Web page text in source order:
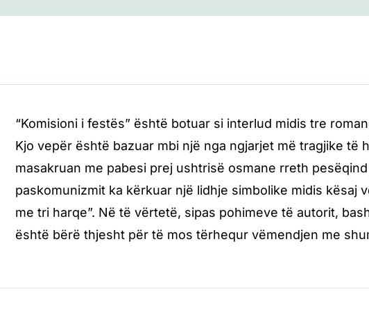
“Komisioni i festës” është botuar si interlud midis tre
Kjo vepër është bazuar mbi një nga ngjarjet më tragjike të
masakruan me pabesi prej ushtrisë osmane rreth
paskomunizmit ka kërkuar një lidhje simbolike midis kësaj
me tri harqe”. Në të vërtetë, sipas pohimeve të autorit,
është bërë thjesht për të mos tërhequr vëmendjen me